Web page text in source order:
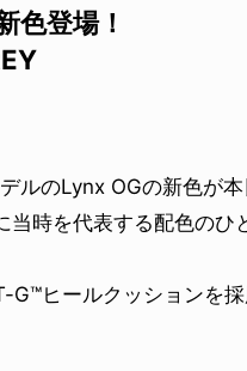
色登場！
ルのLynx OGの新色が本
当時を代表する配色の
G™ヒールクッションを